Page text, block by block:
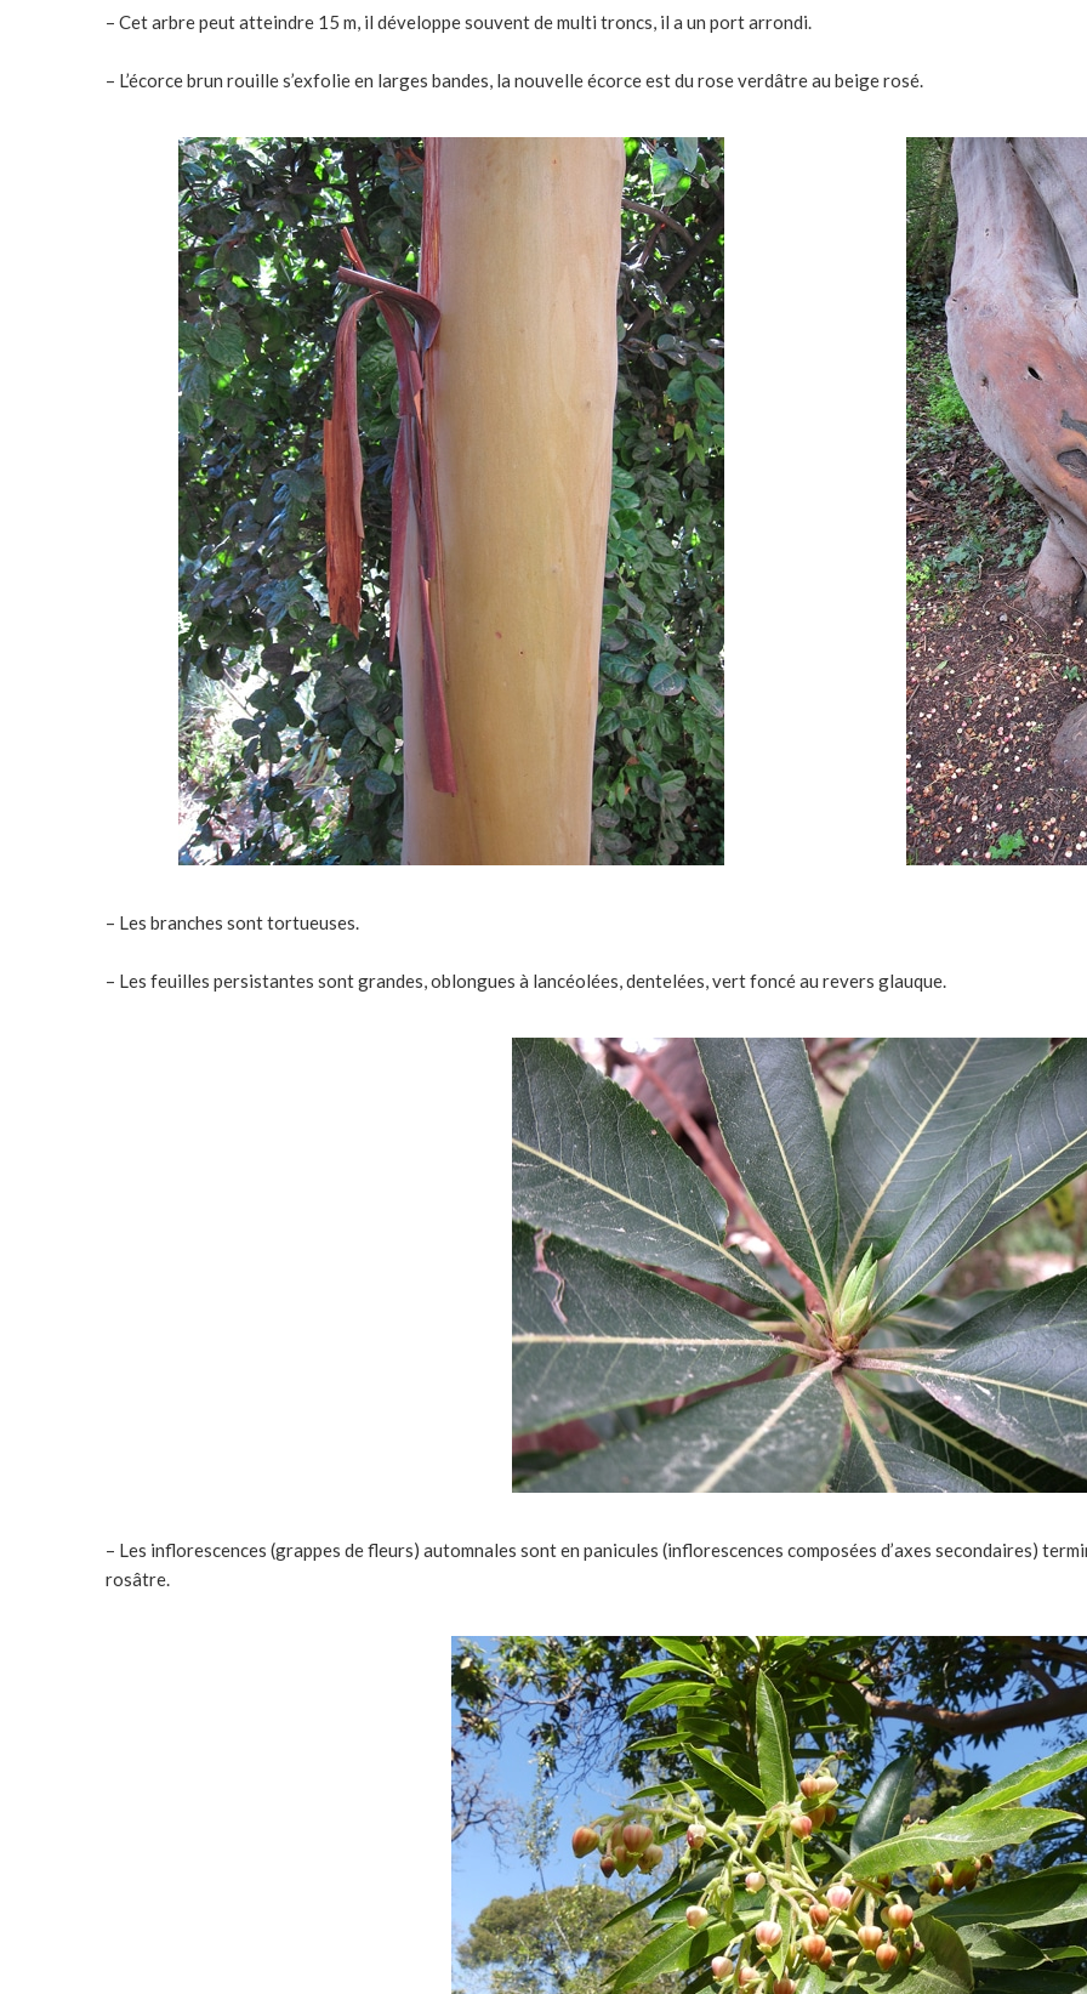
– Cet arbre peut atteindre 15 m, il développe souvent de multi troncs, il a un port arrondi.
– L’écorce brun rouille s’exfolie en larges bandes, la nouvelle écorce est du rose verdâtre au beige rosé.
– Les branches sont tortueuses.
– Les feuilles persistantes sont grandes, oblongues à lancéolées, dentelées, vert foncé au revers glauque.
– Les inflorescences (grappes de fleurs) automnales sont en panicules (inflorescences composées d’axes secondaires)
rosâtre.